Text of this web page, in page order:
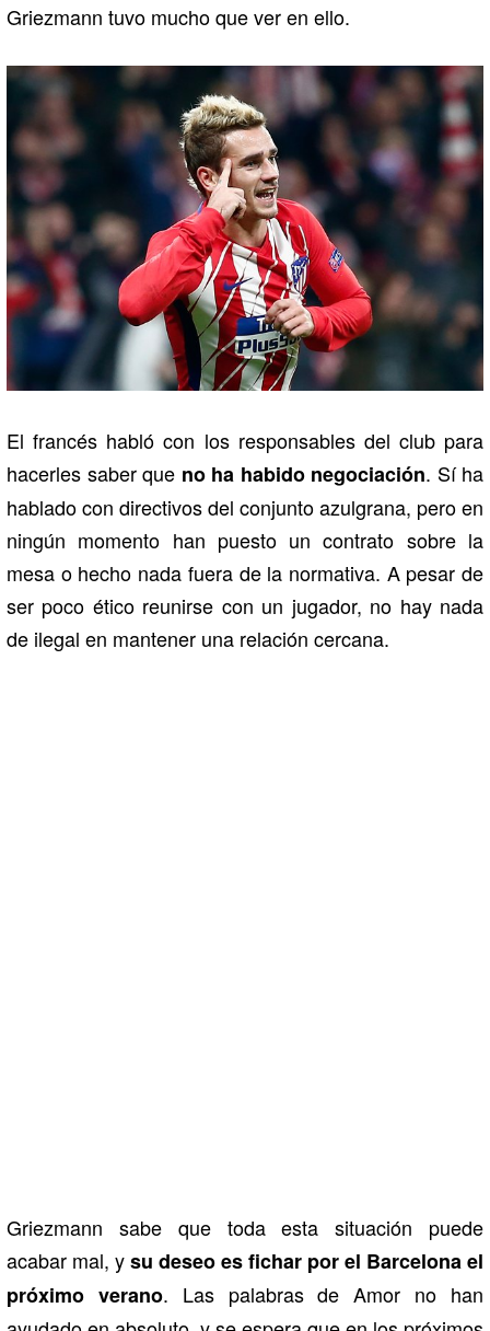
Griezmann tuvo mucho que ver en ello.
El francés habló con los responsables del club para
hacerles saber que no ha habido negociación. Sí ha
hablado con directivos del conjunto azulgrana, pero en
ningún momento han puesto un contrato sobre la
mesa o hecho nada fuera de la normativa. A pesar de
ser poco ético reunirse con un jugador, no hay nada
de ilegal en mantener una relación cercana.
Griezmann sabe que toda esta situación puede
acabar mal, ysu deseo es fichar por el Barcelona el
próximo verano. Las palabras de Amor no han